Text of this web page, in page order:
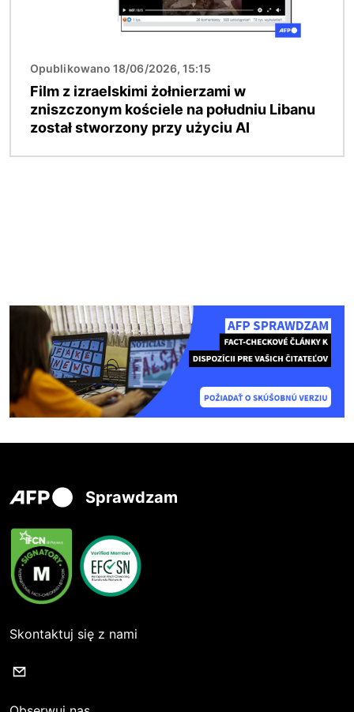
Opublikowano 18/06/2026, 15:15
Film z izraelskimi żołnierzami w
zniszczonym kościele na południu Libanu
został stworzony przy użyciu AI
Sprawdzam
Skontaktuj się z nami